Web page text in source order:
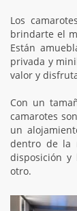
Los
brindarte el
Están
privada y
valor y
Con un
camarotes
un
dentro de la
disposición y
otro.